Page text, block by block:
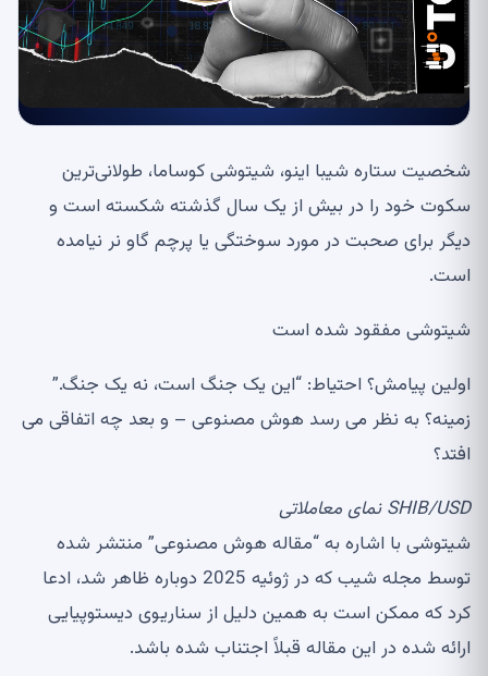
شخصیت ستاره شیبا اینو، شیتوشی کوساما، طولانی‌ترین
سکوت خود را در بیش از یک سال گذشته شکسته است و
دیگر برای صحبت در مورد سوختگی یا پرچم گاو نر نیامده
است.
شیتوشی مفقود شده است
اولین پیامش؟ احتیاط: “این یک جنگ است، نه یک جنگ.”
زمینه؟ به نظر می رسد هوش مصنوعی – و بعد چه اتفاقی می
افتد؟
SHIB/USD نمای معاملاتی
شیتوشی با اشاره به “مقاله هوش مصنوعی” منتشر شده
توسط مجله شیب که در ژوئیه 2025 دوباره ظاهر شد، ادعا
کرد که ممکن است به همین دلیل از سناریوی دیستوپیایی
ارائه شده در این مقاله قبلاً اجتناب شده باشد.